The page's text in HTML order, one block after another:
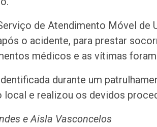
de Atendimento Móvel de
o acidente, para prestar
médicos e as vítimas
durante um
local e realizou os devidos
e Aisla Vasconcelos